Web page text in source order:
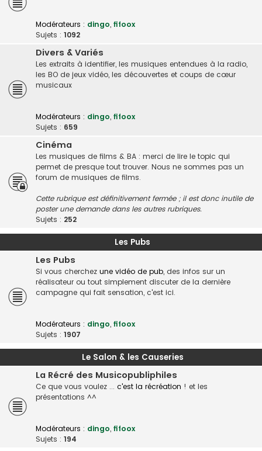
Modérateurs : dingo, fifoox
Sujets : 1092
Divers & Variés
Les extraits à identifier, les musiques entendues à la radio,
les BO de jeux vidéo, les découvertes et coups de cœur
musicaux
Modérateurs : dingo, fifoox
Sujets : 659
Cinéma
Les musiques de films & BA : merci de lire le topic qui
permet de presque tout trouver. Nous ne sommes pas un
forum de musiques de films.
Cette rubrique est définitivement fermée ; il est donc inutile de
poster une demande dans les autres rubriques.
Sujets : 252
Les Pubs
Les Pubs
Si vous cherchez une vidéo de pub, des infos sur un
réalisateur ou tout simplement discuter de la dernière
campagne qui fait sensation, c'est ici.
Modérateurs : dingo, fifoox
Sujets : 1907
Le Salon & les Causeries
La Récré des Musicopubliphiles
Ce que vous voulez ... c'est la récréation ! et les
présentations ^^
Modérateurs : dingo, fifoox
Sujets : 194